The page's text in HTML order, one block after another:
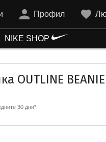
Профил
NIKE SHOP
OUTLINE BEANIE
30 дни*